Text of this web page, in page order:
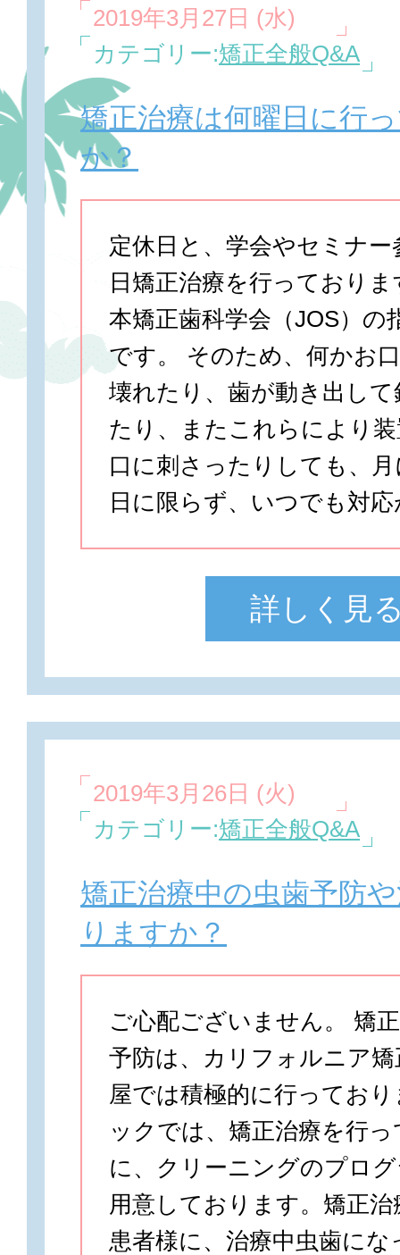
2019年3月27日 (水)
カテゴリー:矯正全般Q&A
矯正治療は何曜日に行
か？
定休日と、学会やセミナ
日矯正治療を行っており
本矯正歯科学会（JOS）の
です。 そのため、何かお
壊れたり、歯が動き出し
たり、またこれらにより
口に刺さったりしても、
日に限らず、いつでも対
詳しく見
2019年3月26日 (火)
カテゴリー:矯正全般Q&A
矯正治療中の虫歯予防
りますか？
ご心配ございません。 矯
予防は、カリフォルニア
屋では積極的に行ってお
ックでは、矯正治療を行
に、クリーニングのプロ
用意しております。矯正
患者様に、治療中虫歯に